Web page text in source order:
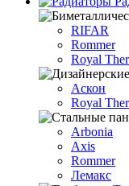
RIFAR
Rommer
Royal
Аскон
Royal
Arbonia
Axis
Rommer
Лемакс